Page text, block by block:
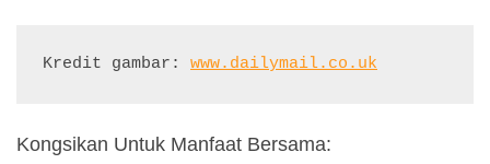
Kredit gambar: www.dailymail.co.uk
Kongsikan Untuk Manfaat Bersama: